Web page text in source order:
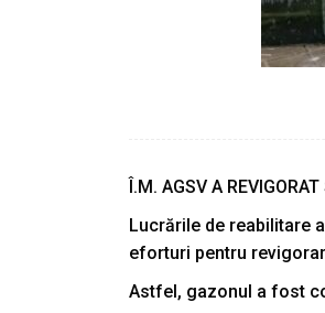
Î.M. AGSV A
Lucrările de reabilitare
eforturi pentru
Astfel, gazonul a fost